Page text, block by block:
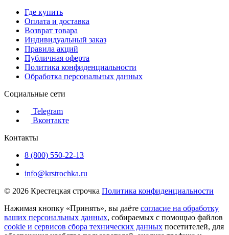
Где купить
Оплата и доставка
Возврат товара
Индивидуальный заказ
Правила акций
Публичная оферта
Политика конфиденциальности
Обработка персональных данных
Социальные сети
Telegram
Вконтакте
Контакты
8 (800) 550-22-13
info@krstrochka.ru
© 2026 Крестецкая строчка Политика конфиденциальности
Нажимая кнопку «Принять», вы даёте согласие на обработку
ваших персональных данных, собираемых с помощью файлов
cookie и сервисов сбора технических данных посетителей, для